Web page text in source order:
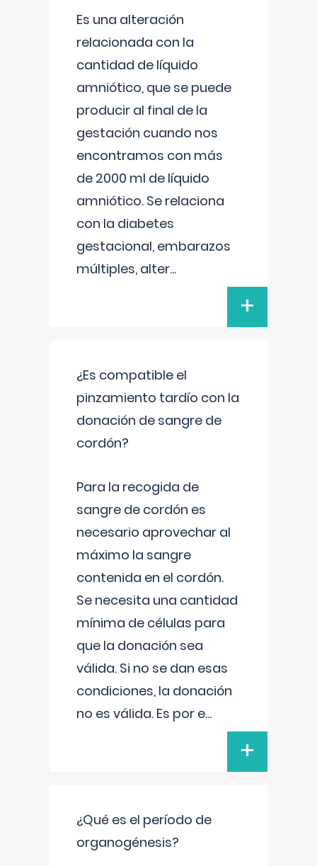
Es una alteración
relacionada con la
cantidad de líquido
amniótico, que se puede
producir al final de la
gestación cuando nos
encontramos con más
de 2000 ml de líquido
amniótico. Se relaciona
con la diabetes
gestacional, embarazos
múltiples, alter...
+
¿Es compatible el
pinzamiento tardío con la
donación de sangre de
cordón?
Para la recogida de
sangre de cordón es
necesario aprovechar al
máximo la sangre
contenida en el cordón.
Se necesita una cantidad
mínima de células para
que la donación sea
válida. Si no se dan esas
condiciones, la donación
no es válida. Es por e...
+
¿Qué es el período de
organogénesis?